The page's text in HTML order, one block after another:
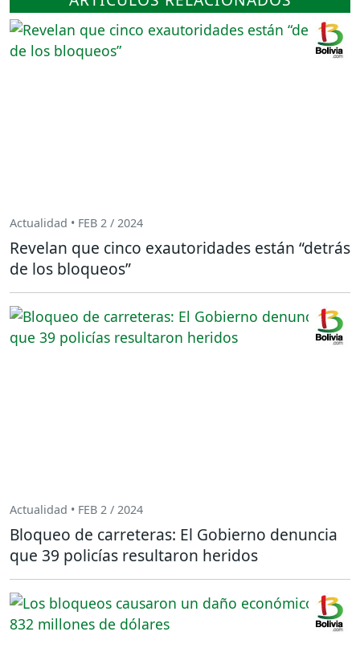
Actualidad • FEB 2 / 2024
Revelan que cinco exautoridades están “detrás
de los bloqueos”
Actualidad • FEB 2 / 2024
Bloqueo de carreteras: El Gobierno denuncia
que 39 policías resultaron heridos